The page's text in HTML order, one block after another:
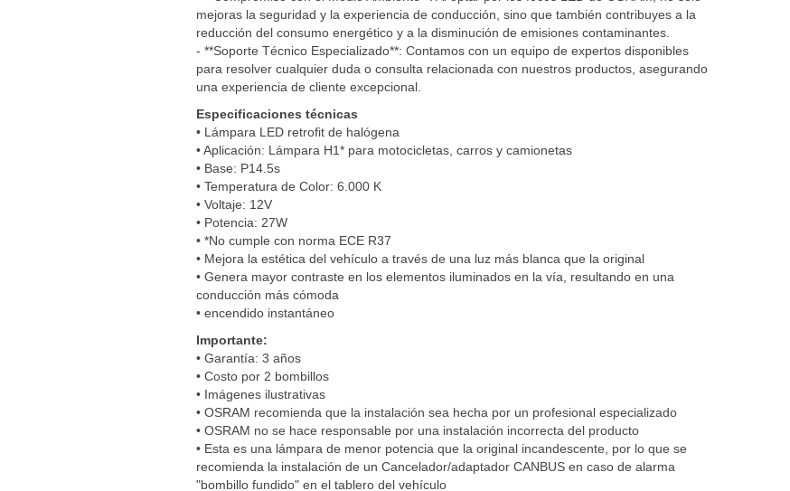
mejoras la seguridad y la experiencia de conducción, sino que también contribuyes a la
reducción del consumo energético y a la disminución de emisiones contaminantes.
- **Soporte Técnico Especializado**: Contamos con un equipo de expertos disponibles
para resolver cualquier duda o consulta relacionada con nuestros productos, asegurando
una experiencia de cliente excepcional.
Especificaciones técnicas
• Lámpara LED retrofit de halógena
• Aplicación: Lámpara H1* para motocicletas, carros y camionetas
• Base: P14.5s
• Temperatura de Color: 6.000 K
• Voltaje: 12V
• Potencia: 27W
• *No cumple con norma ECE R37
• Mejora la estética del vehículo a través de una luz más blanca que la original
• Genera mayor contraste en los elementos iluminados en la vía, resultando en una
conducción más cómoda
• encendido instantáneo
Importante:
• Garantía: 3 años
• Costo por 2 bombillos
• Imágenes ilustrativas
• OSRAM recomienda que la instalación sea hecha por un profesional especializado
• OSRAM no se hace responsable por una instalación incorrecta del producto
• Esta es una lámpara de menor potencia que la original incandescente, por lo que se
recomienda la instalación de un Cancelador/adaptador CANBUS en caso de alarma
"bombillo fundido" en el tablero del vehículo